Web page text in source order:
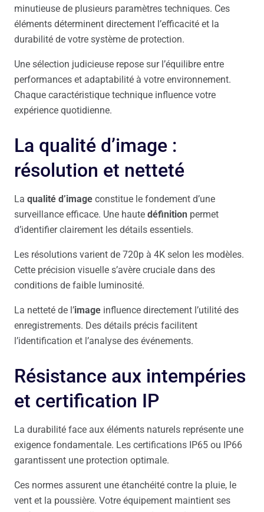
minutieuse de plusieurs paramètres techniques. Ces
éléments déterminent directement l’efficacité et la
durabilité de votre système de protection.
Une sélection judicieuse repose sur l’équilibre entre
performances et adaptabilité à votre environnement.
Chaque caractéristique technique influence votre
expérience quotidienne.
La qualité d’image :
résolution et netteté
La qualité d’image constitue le fondement d’une
surveillance efficace. Une haute définition permet
d’identifier clairement les détails essentiels.
Les résolutions varient de 720p à 4K selon les modèles.
Cette précision visuelle s’avère cruciale dans des
conditions de faible luminosité.
La netteté de l’image influence directement l’utilité des
enregistrements. Des détails précis facilitent
l’identification et l’analyse des événements.
Résistance aux intempéries
et certification IP
La durabilité face aux éléments naturels représente une
exigence fondamentale. Les certifications IP65 ou IP66
garantissent une protection optimale.
Ces normes assurent une étanchéité contre la pluie, le
vent et la poussière. Votre équipement maintient ses